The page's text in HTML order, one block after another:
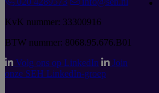
KvK nummer: 33300916
BTW nummer: 8068.95.676.B01
Volg ons op LinkedIn
Join
onze SEH LinkedIn-groep